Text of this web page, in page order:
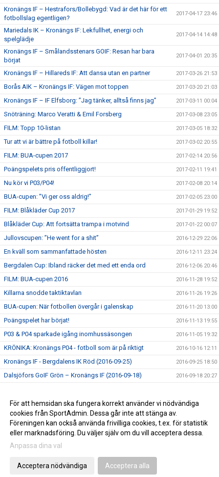
Kronängs IF – Hestrafors/Bollebygd: Vad är det här för ett
fotbollslag egentligen?
2017-04-17 23:46
Mariedals IK – Kronängs IF: Lekfullhet, energi och
spelglädje
2017-04-14 14:48
Kronängs IF – Smålandsstenars GOIF: Resan har bara
börjat
2017-04-01 20:35
Kronängs IF – Hillareds IF: Att dansa utan en partner 2017-03-26 21:53
Borås AIK – Kronängs IF: Vägen mot toppen 2017-03-20 21:03
Kronängs IF – IF Elfsborg: ”Jag tänker, alltså finns jag” 2017-03-11 00:04
Snöträning: Marco Veratti & Emil Forsberg 2017-03-08 23:05
FILM: Topp 10-listan 2017-03-05 18:32
Tur att vi är bättre på fotboll killar! 2017-03-02 20:55
FILM: BUA-cupen 2017 2017-02-14 20:56
Poängspelets pris offentliggjort! 2017-02-11 19:41
Nu kör vi P03/P04! 2017-02-08 20:14
BUA-cupen: ”Vi ger oss aldrig!” 2017-02-05 23:00
FILM: Blåkläder Cup 2017 2017-01-29 19:52
Blåkläder Cup: Att fortsätta trampa i motvind 2017-01-22 00:07
Jullovscupen: ”He went for a shit” 2016-12-29 22:06
En kväll som sammanfattade hösten 2016-12-11 23:24
Bergdalen Cup: Ibland räcker det med ett enda ord 2016-12-06 20:46
FILM: BUA-cupen 2016 2016-11-28 19:52
Killarna snodde taktiktavlan 2016-11-26 19:26
BUA-cupen: När fotbollen övergår i galenskap 2016-11-20 13:00
Poängspelet har börjat! 2016-11-13 19:55
P03 & P04 sparkade igång inomhussäsongen 2016-11-05 19:32
KRÖNIKA: Kronängs P04 - fotboll som är på riktigt 2016-10-16 12:11
Kronängs IF - Bergdalens IK Röd (2016-09-25) 2016-09-25 18:50
Dalsjöfors GoIF Grön – Kronängs IF (2016-09-18) 2016-09-18 20:27
Kinna IF Blå – Kronängs IF (2016-09-03) 2016-09-03 20:33
Sparsörs AIK Gul – Kronängs IF (2016-08-11) 2016-08-16 15:42
Gå till Webbversion
För att hemsidan ska fungera korrekt använder vi nödvändiga
cookies från SportAdmin. Dessa går inte att stänga av.
Föreningen kan också använda frivilliga cookies, t.ex. för statistik
eller marknadsföring. Du väljer själv om du vill acceptera dessa.
Anpassa dina val
Acceptera nödvändiga Acceptera alla